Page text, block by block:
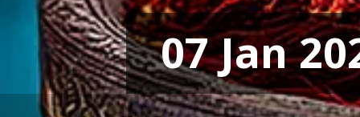
07 Jan